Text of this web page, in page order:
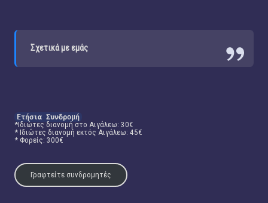
Σχετικά με εμάς
Ετήσια Συνδρομή
*Ιδιώτες διανομή στο Αιγάλεω: 30€
* Ιδιώτες διανομή εκτός Αιγάλεω: 45€
* Φορείς: 300€
Γραφτείτε συνδρομητές